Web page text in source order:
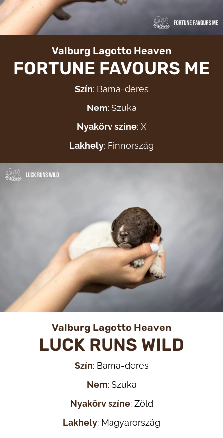
Valburg Lagotto Heaven
FORTUNE FAVOURS ME
Szín: Barna-deres
Nem: Szuka
Nyakörv színe: X
Lakhely: Finnország
Valburg Lagotto Heaven
LUCK RUNS WILD
Szín: Barna-deres
Nem: Szuka
Nyakörv színe: Zöld
Lakhely: Magyarország